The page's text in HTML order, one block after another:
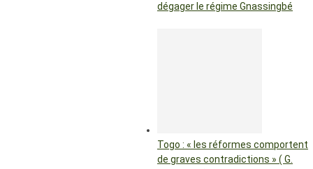
dégager le régime Gnassingbé
Togo : « les réformes comportent
de graves contradictions » ( G.